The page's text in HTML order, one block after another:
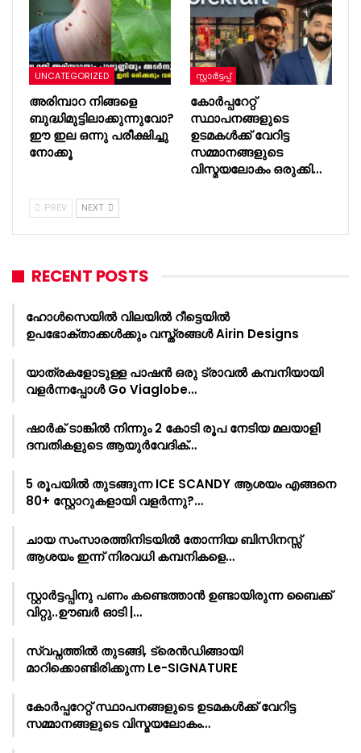
UNCATEGORIZED
അരിമ്പാറ നിങ്ങളെ
ബുദ്ധിമുട്ടിലാക്കുന്നുവോ?
ഈ ഇല ഒന്നു പരീക്ഷിച്ചു
നോക്കൂ
സ്റ്റാർട്ടപ്പ്
കോർപ്പറേറ്റ്
സ്ഥാപനങ്ങളുടെ
ഉടമകൾക്ക് വേറിട്ട
സമ്മാനങ്ങളുടെ
വിസ്മയലോകം ഒരുക്കി…
PREV NEXT
RECENT POSTS
ഹോൾസെയിൽ വിലയിൽ റീട്ടെയിൽ
ഉപഭോക്താക്കൾക്കും വസ്ത്രങ്ങൾ Airin Designs
യാത്രകളോടുള്ള പാഷൻ ഒരു ട്രാവൽ കമ്പനിയായി
വളർന്നപ്പോൾ Go Viaglobe…
ഷാർക്‌ ടാങ്കിൽ നിന്നും 2 കോടി രൂപ നേടിയ മലയാളി
ദമ്പതികളുടെ ആയുർവേദിക്…
5 രൂപയിൽ തുടങ്ങുന്ന ICE SCANDY ആശയം എങ്ങനെ
80+ സ്റ്റോറുകളായി വളർന്നു?…
ചായ സംസാരത്തിനിടയിൽ തോന്നിയ ബിസിനസ്സ്
ആശയം ഇന്ന് നിരവധി കമ്പനികളെ…
സ്റ്റാർട്ടപ്പിനു പണം കണ്ടെത്താൻ ഉണ്ടായിരുന്ന ബൈക്ക്
വിറ്റു..ഊബർ ഓടി |…
സ്വപ്നത്തിൽ തുടങ്ങി, ട്രെൻഡിങ്ങായി
മാറിക്കൊണ്ടിരിക്കുന്ന Le-SIGNATURE
കോർപ്പറേറ്റ് സ്ഥാപനങ്ങളുടെ ഉടമകൾക്ക് വേറിട്ട
സമ്മാനങ്ങളുടെ വിസ്മയലോകം…